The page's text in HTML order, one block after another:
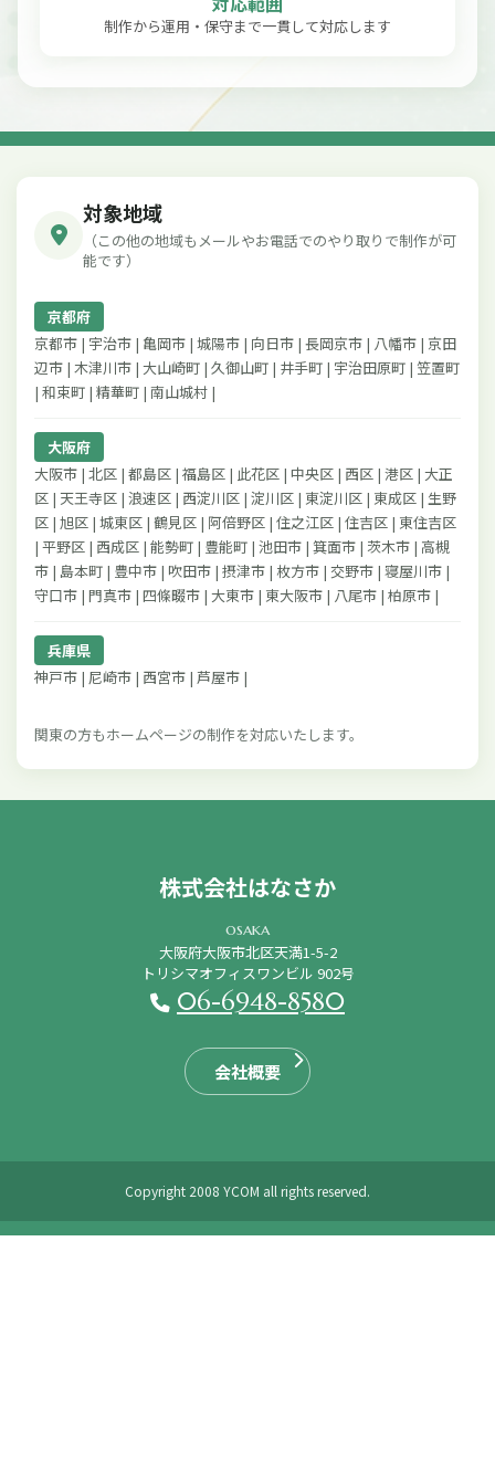
制作から運用・保守まで一貫して対応します
対象地域
（この他の地域もメールやお電話でのやり取りで制作が可
能です）
京都府
京都市 | 宇治市 | 亀岡市 | 城陽市 | 向日市 | 長岡京市 | 八幡市 | 京田
辺市 | 木津川市 | 大山崎町 | 久御山町 | 井手町 | 宇治田原町 | 笠置町
| 和束町 | 精華町 | 南山城村 |
大阪府
大阪市 | 北区 | 都島区 | 福島区 | 此花区 | 中央区 | 西区 | 港区 | 大正
区 | 天王寺区 | 浪速区 | 西淀川区 | 淀川区 | 東淀川区 | 東成区 | 生野
区 | 旭区 | 城東区 | 鶴見区 | 阿倍野区 | 住之江区 | 住吉区 | 東住吉区
| 平野区 | 西成区 | 能勢町 | 豊能町 | 池田市 | 箕面市 | 茨木市 | 高槻
市 | 島本町 | 豊中市 | 吹田市 | 摂津市 | 枚方市 | 交野市 | 寝屋川市 |
守口市 | 門真市 | 四條畷市 | 大東市 | 東大阪市 | 八尾市 | 柏原市 |
兵庫県
神戸市 | 尼崎市 | 西宮市 | 芦屋市 |
関東の方もホームページの制作を対応いたします。
株式会社はなさか
osaka
大阪府大阪市北区天満1-5-2
トリシマオフィスワンビル 902号
06-6948-8580
会社概要
Copyright 2008 YCOM all rights reserved.